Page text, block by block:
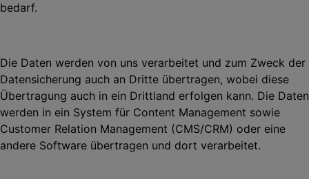
bedarf.
Die Daten werden von uns verarbeitet und zum Zweck der
Datensicherung auch an Dritte übertragen, wobei diese
Übertragung auch in ein Drittland erfolgen kann. Die Daten
werden in ein System für Content Management sowie
Customer Relation Management (CMS/CRM) oder eine
andere Software übertragen und dort verarbeitet.